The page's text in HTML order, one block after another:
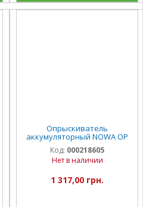
Опрыскиватель
аккумуляторный NOWA OP
1510o
Код: 000218605
Нет в наличии
1 317,00 грн.